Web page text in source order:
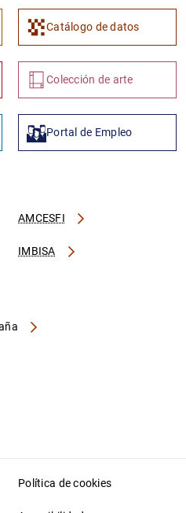
Catálogo de datos
Colección de arte
Portal de Empleo
AMCESFI
IMBISA
Política de cookies